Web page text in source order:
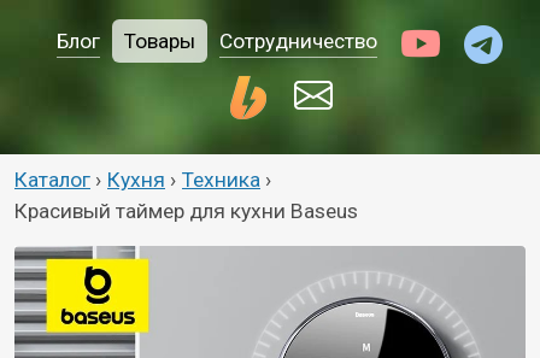
Блог Товары Сотрудничество
Каталог › Кухня › Техника ›
Красивый таймер для кухни Baseus